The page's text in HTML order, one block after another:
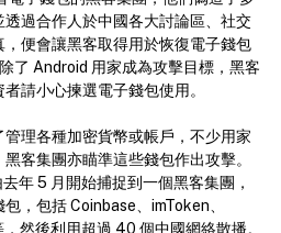
過合作人於中國各大討論區、社交
便會讓黑客取得用於恢復電子錢包
了 Android 用家成為攻擊目標，黑客
請小心揀選電子錢包使用。
理各種加密貨幣或帳戶，不少用家
客集團亦瞄準這些錢包作出攻擊。
年 5 月開始捕捉到一個黑客集團，
，包括 Coinbase、imToken、
然後利用超過 40 個中國網絡散播。